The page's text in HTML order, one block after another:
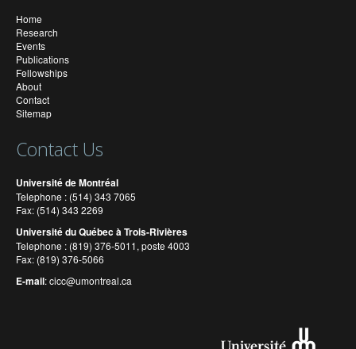
Home
Research
Events
Publications
Fellowships
About
Contact
Sitemap
Contact Us
Université de Montréal
Telephone : (514) 343 7065
Fax: (514) 343 2269
Université du Québec à Trois-Rivières
Telephone : (819) 376-5011, poste 4003
Fax: (819) 376-5066
E-mail:cicc@umontreal.ca